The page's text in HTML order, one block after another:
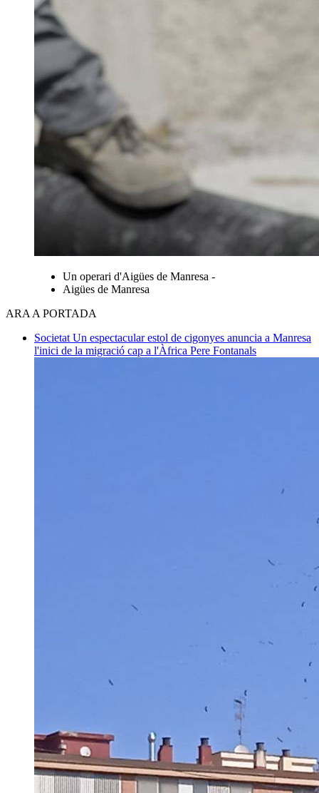
Un operari d'Aigües de Manresa -
Aigües de Manresa
ARA A PORTADA
Societat Un espectacular estol de cigonyes anuncia a Manresa
l'inici de la migració cap a l'Àfrica Pere Fontanals